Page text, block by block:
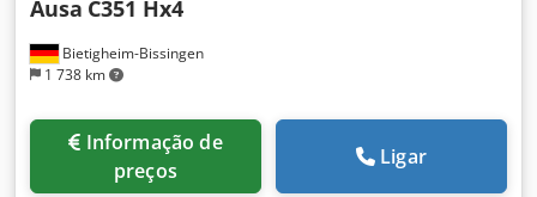
Bietigheim-Bissingen
1 738 km
Ausa C351 Hx4
preços
Ligar